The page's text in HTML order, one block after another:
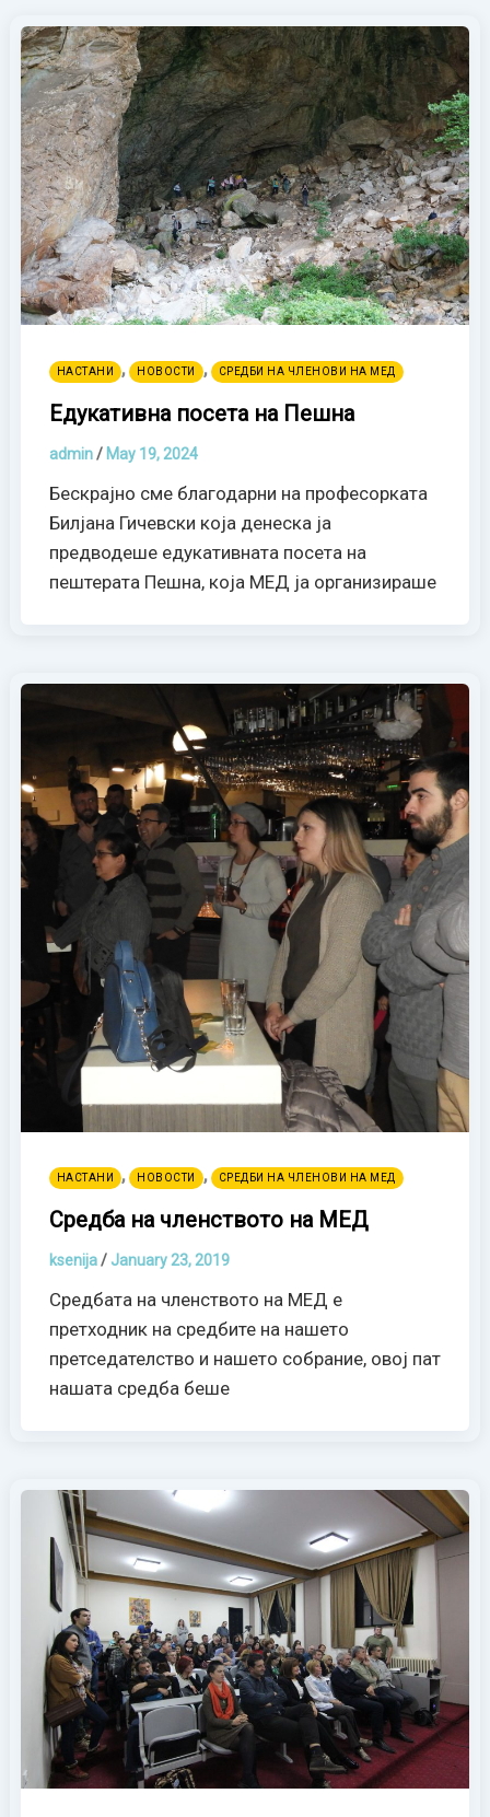
НАСТАНИ , НОВОСТИ , СРЕДБИ НА ЧЛЕНОВИ НА МЕД
Едукативна посета на Пешна
admin/ May 19, 2024
Бескрајно сме благодарни на професорката
Билјана Гичевски која денеска ја
предводеше едукативната посета на
пештерата Пешна, која МЕД ја организираше
НАСТАНИ , НОВОСТИ , СРЕДБИ НА ЧЛЕНОВИ НА МЕД
Средба на членството на МЕД
ksenija/ January 23, 2019
Средбата на членството на МЕД е
претходник на средбите на нашето
претседателство и нашето собрание, овој пат
нашата средба беше